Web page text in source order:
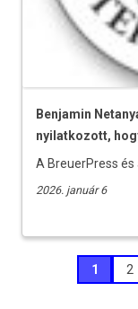
Benjamin
nyilatkozott,
A BreuerPress és
2026. január 6
Bejegyzések
1 2